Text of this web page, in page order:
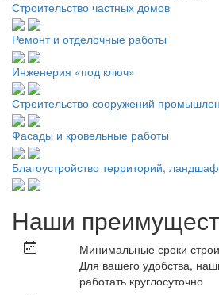
Строительство частных домов
Ремонт и отделочные работы
Инженерия «под ключ»
Строительство сооружений
Фасады и кровельные работы
Благоустройство территорий,
Наши
Минимальные сроки
Для вашего удобства,
работать круглосуточно